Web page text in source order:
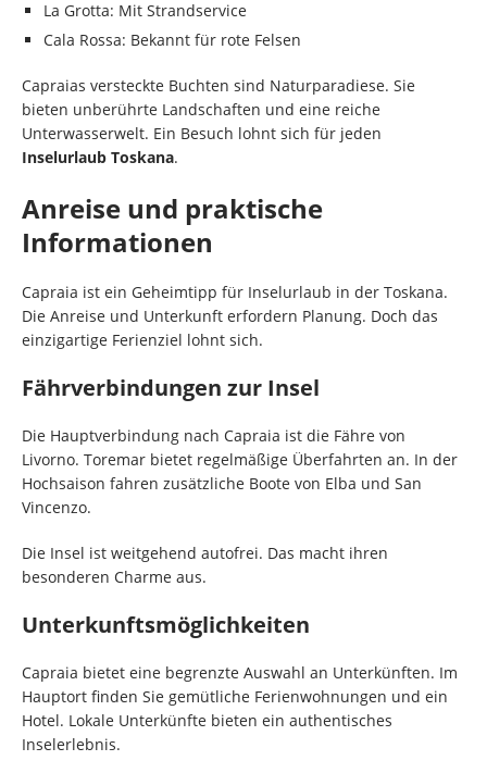
La Grotta: Mit Strandservice
Cala Rossa: Bekannt für rote Felsen
Capraias versteckte Buchten sind Naturparadiese. Sie
bieten unberührte Landschaften und eine reiche
Unterwasserwelt. Ein Besuch lohnt sich für jeden
Inselurlaub Toskana.
Anreise und praktische
Informationen
Capraia ist ein Geheimtipp für Inselurlaub in der Toskana.
Die Anreise und Unterkunft erfordern Planung. Doch das
einzigartige Ferienziel lohnt sich.
Fährverbindungen zur Insel
Die Hauptverbindung nach Capraia ist die Fähre von
Livorno. Toremar bietet regelmäßige Überfahrten an. In der
Hochsaison fahren zusätzliche Boote von Elba und San
Vincenzo.
Die Insel ist weitgehend autofrei. Das macht ihren
besonderen Charme aus.
Unterkunftsmöglichkeiten
Capraia bietet eine begrenzte Auswahl an Unterkünften. Im
Hauptort finden Sie gemütliche Ferienwohnungen und ein
Hotel. Lokale Unterkünfte bieten ein authentisches
Inselerlebnis.